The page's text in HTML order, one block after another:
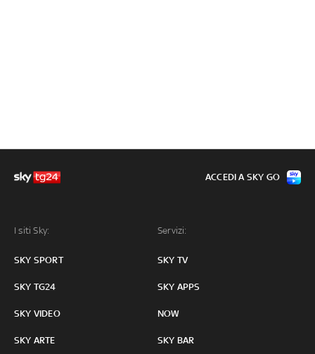
I siti Sky:
SKY SPORT
SKY TG24
SKY VIDEO
SKY ARTE
Servizi:
SKY TV
SKY APPS
NOW
SKY BAR
ACCEDI A SKY GO